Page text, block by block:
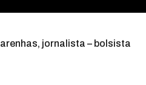
jornalista – bolsista